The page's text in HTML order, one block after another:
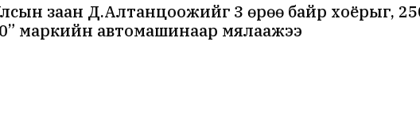
заан Д.Алтанцоожийг 3 өрөө байр хоёрыг,
маркийн автомашинаар мялаажээ